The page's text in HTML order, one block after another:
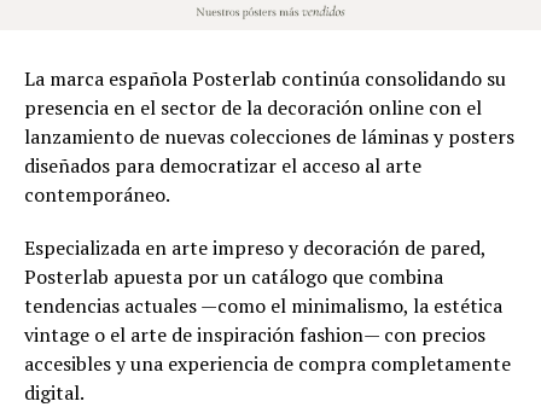
La marca española Posterlab continúa consolidando su
presencia en el sector de la decoración online con el
lanzamiento de nuevas colecciones de láminas y posters
diseñados para democratizar el acceso al arte
contemporáneo.
Especializada en arte impreso y decoración de pared,
Posterlab apuesta por un catálogo que combina
tendencias actuales —como el minimalismo, la estética
vintage o el arte de inspiración fashion— con precios
accesibles y una experiencia de compra completamente
digital.